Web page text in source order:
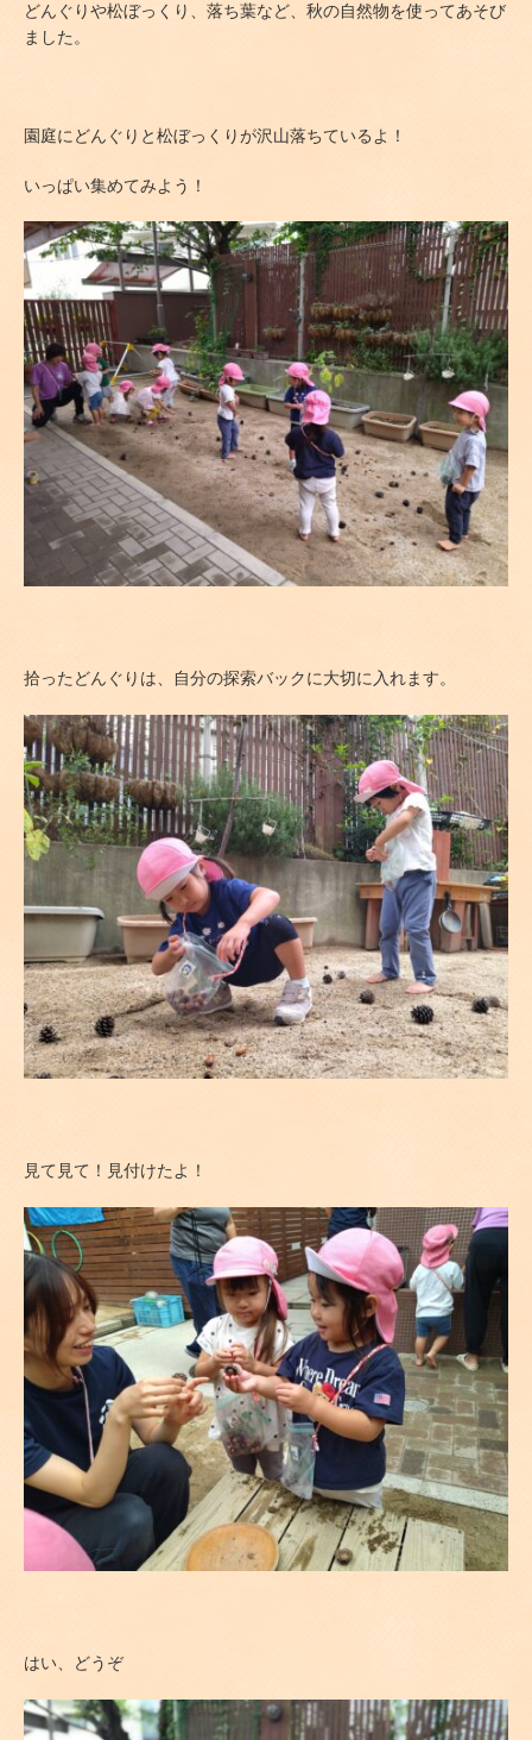
どんぐりや松ぼっくり、落ち葉など、秋の自然物を使ってあそび
ました。
園庭にどんぐりと松ぼっくりが沢山落ちているよ！
いっぱい集めてみよう！
拾ったどんぐりは、自分の探索バックに大切に入れます。
見て見て！見付けたよ！
はい、どうぞ